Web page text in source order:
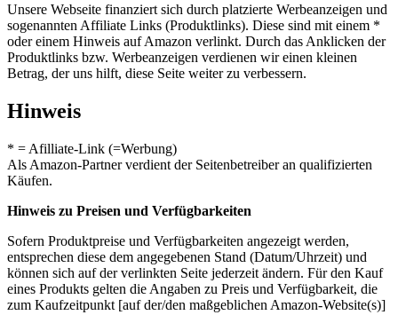
Unsere Webseite finanziert sich durch platzierte Werbeanzeigen und
sogenannten Affiliate Links (Produktlinks). Diese sind mit einem *
oder einem Hinweis auf Amazon verlinkt. Durch das Anklicken der
Produktlinks bzw. Werbeanzeigen verdienen wir einen kleinen
Betrag, der uns hilft, diese Seite weiter zu verbessern.
Hinweis
* = Afilliate-Link (=Werbung)
Als Amazon-Partner verdient der Seitenbetreiber an qualifizierten
Käufen.
Hinweis zu Preisen und Verfügbarkeiten
Sofern Produktpreise und Verfügbarkeiten angezeigt werden,
entsprechen diese dem angegebenen Stand (Datum/Uhrzeit) und
können sich auf der verlinkten Seite jederzeit ändern. Für den Kauf
eines Produkts gelten die Angaben zu Preis und Verfügbarkeit, die
zum Kaufzeitpunkt [auf der/den maßgeblichen Amazon-Website(s)]